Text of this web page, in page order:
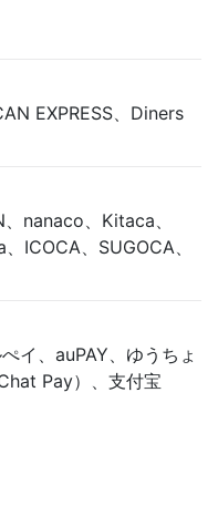
EXPRESS、Diners
nanaco、Kitaca、
ICOCA、SUGOCA、
イ、auPAY、ゆうちょ
Pay）、支付宝